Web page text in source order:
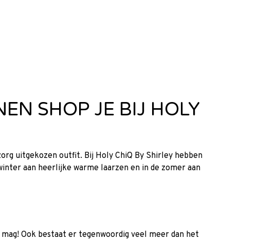
SHOP JE BIJ HOLY
uitgekozen outfit. Bij Holy ChiQ By Shirley hebben
aan heerlijke warme laarzen en in de zomer aan
Ook bestaat er tegenwoordig veel meer dan het